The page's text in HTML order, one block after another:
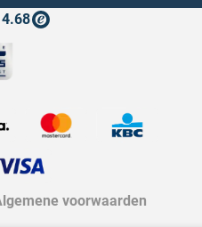
4.68
beoordelingen
voorwaarden